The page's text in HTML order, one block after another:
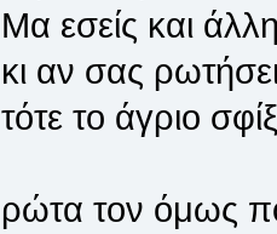
Μα εσείς και
κι αν σας
τότε το άγριο
ρώτα τον όμως